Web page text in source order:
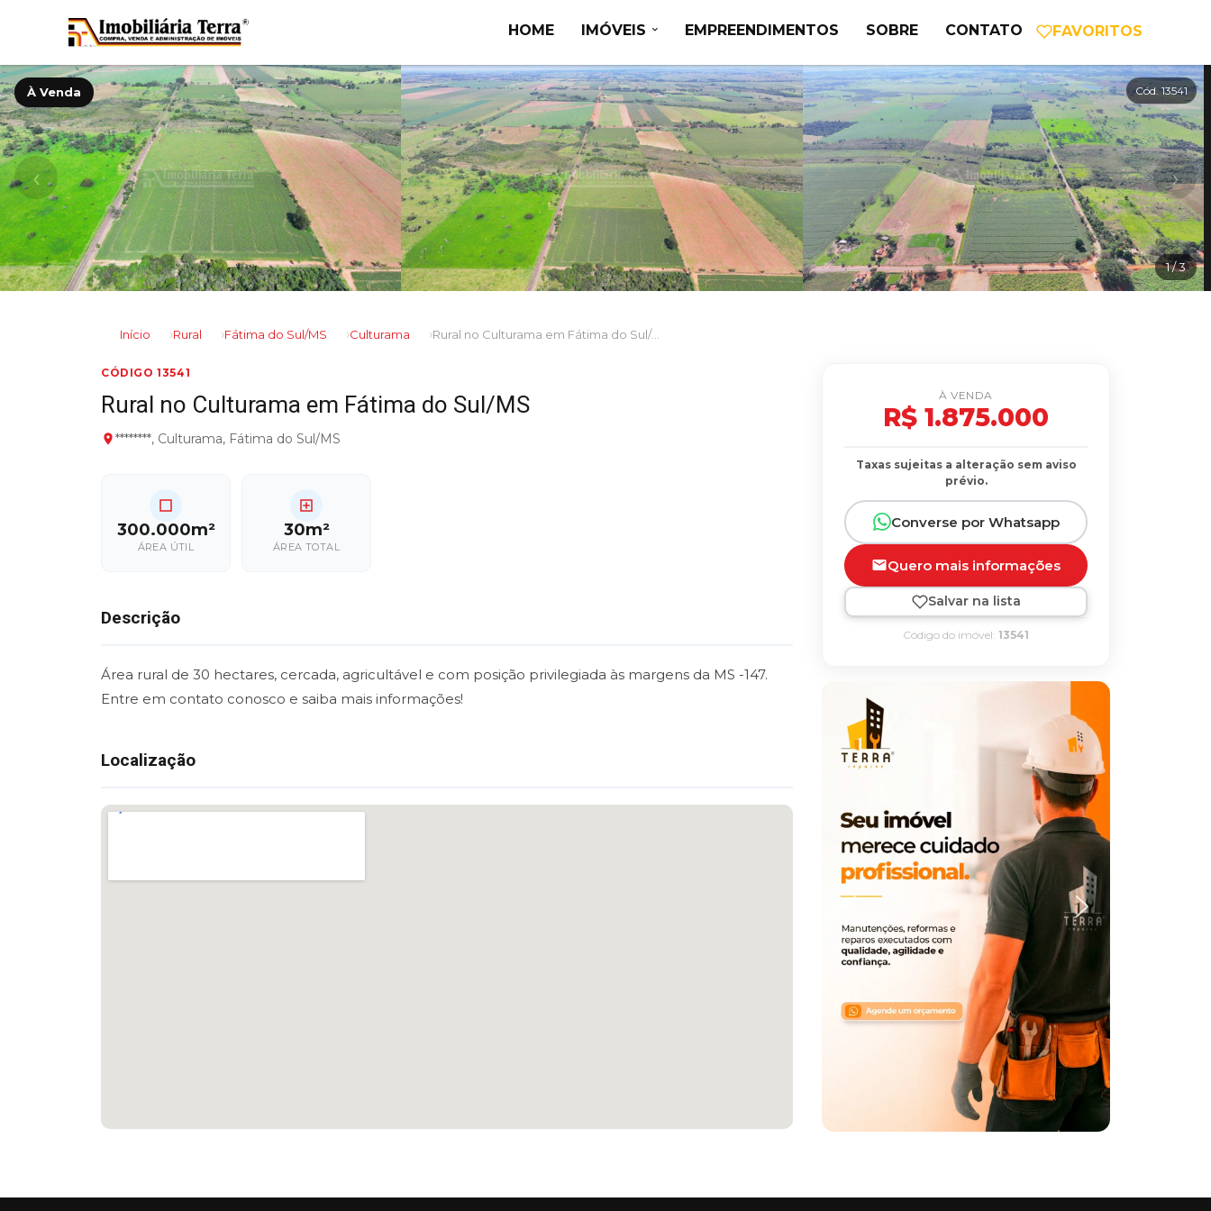
HOME IMÓVEIS EMPREENDIMENTOS SOBRE CONTATO FAVORITOS
À Venda Cód. 13541
‹ ›
1/ 3
Início Rural Fátima do Sul/MS Culturama Rural no Culturama em Fátima do Sul/MS
CÓDIGO 13541
Rural no Culturama em Fátima do Sul/MS
********, Culturama, Fátima do Sul/MS
300.000m²
ÁREA ÚTIL
30m²
ÁREA TOTAL
Descrição
Área rural de 30 hectares, cercada, agricultável e com posição privilegiada às margens da MS -147.
Entre em contato conosco e saiba mais informações!
Localização
À VENDA
R$ 1.875.000
Taxas sujeitas a alteração sem aviso
prévio.
Converse por Whatsapp
Quero mais informações
Salvar na lista
Código do imóvel: 13541